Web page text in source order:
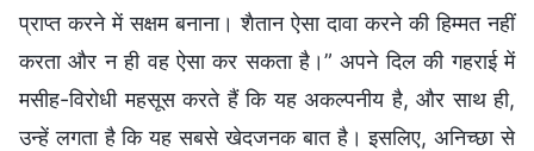
प्राप्त करने में सक्षम बनाना। शैतान ऐसा दावा करने की हिम्मत नहीं
करता और न ही वह ऐसा कर सकता है।” अपने दिल की गहराई में
मसीह-विरोधी महसूस करते हैं कि यह अकल्पनीय है, और साथ ही,
उन्हें लगता है कि यह सबसे खेदजनक बात है। इसलिए, अनिच्छा से